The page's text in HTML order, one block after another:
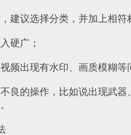
议选择分类，并加上相符
广；
出现有水印、画质模糊等
的操作，比如说出现武器